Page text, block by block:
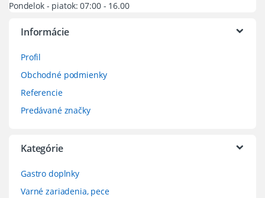
Pondelok - piatok: 07:00 - 16.00
Informácie
Profil
Obchodné podmienky
Referencie
Predávané značky
Kategórie
Gastro doplnky
Varné zariadenia, pece